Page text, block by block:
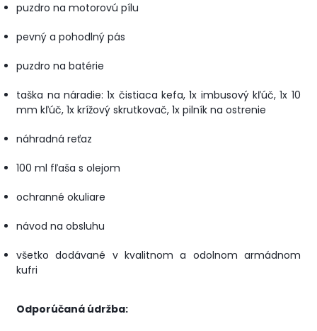
puzdro na motorovú pílu
pevný a pohodlný pás
puzdro na batérie
taška na náradie: 1x čistiaca kefa, 1x imbusový kľúč, 1x 10
mm kľúč, 1x krížový skrutkovač, 1x pilník na ostrenie
náhradná reťaz
100 ml fľaša s olejom
ochranné okuliare
návod na obsluhu
všetko dodávané v kvalitnom a odolnom armádnom
kufri
Odporúčaná údržba: